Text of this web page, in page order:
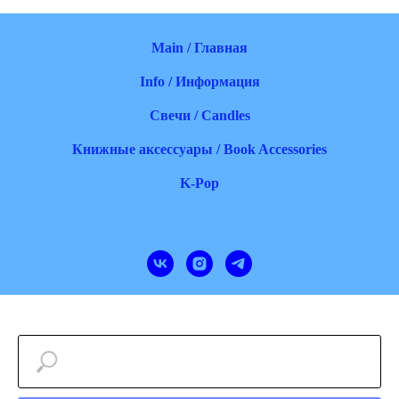
Main / Главная
Info / Информация
Свечи / Candles
Книжные аксессуары / Book Accessories
K-Pop